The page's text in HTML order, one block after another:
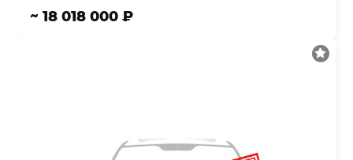
~ 18 018 000 ₽